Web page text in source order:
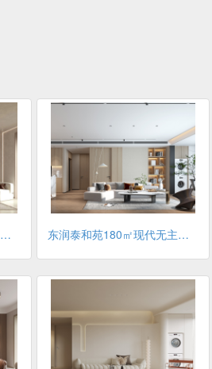
中悦城120㎡原木极简风格装修案例 东润泰和苑180㎡现代无主灯风格装修案例